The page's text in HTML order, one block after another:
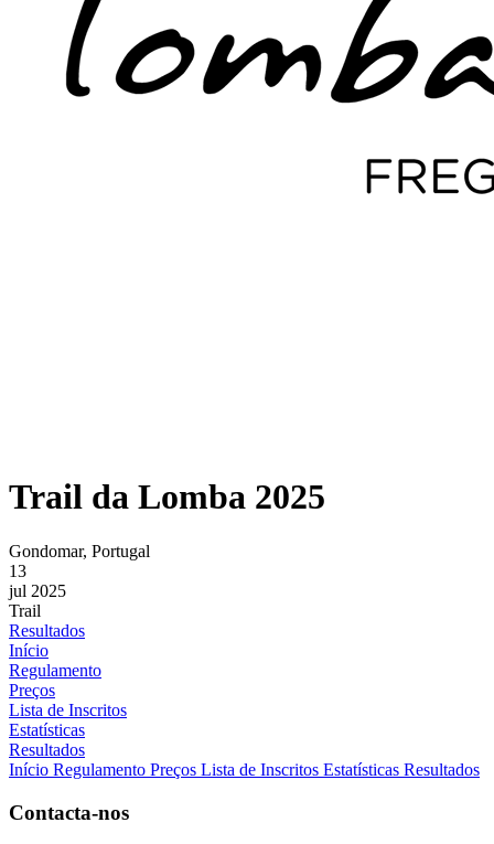
Trail da Lomba 2025
Gondomar, Portugal
13
jul 2025
Trail
Resultados
Início
Regulamento
Preços
Lista de Inscritos
Estatísticas
Resultados
Início Regulamento Preços Lista de Inscritos Estatísticas Resultados
Contacta-nos